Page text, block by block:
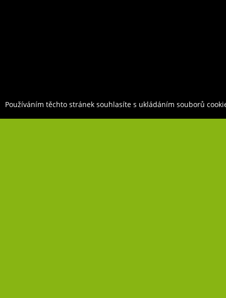
Používáním těchto stránek souhlasíte s ukládáním souborů